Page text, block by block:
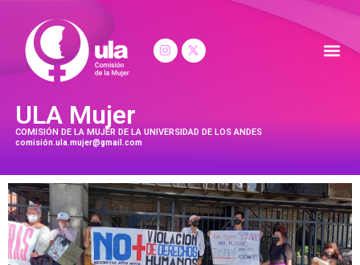
ULA Mujer
COMISIÓN DE LA MUJER DE LA UNIVERSIDAD DE LOS ANDES
comisión.ula.mujer@gmail.com